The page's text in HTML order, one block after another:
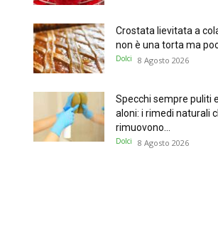
Crostata lievitata a
non è una torta ma
Dolci 8 Agosto 2026
Specchi sempre puliti
aloni: i rimedi naturali
rimuovono...
Dolci 8 Agosto 2026